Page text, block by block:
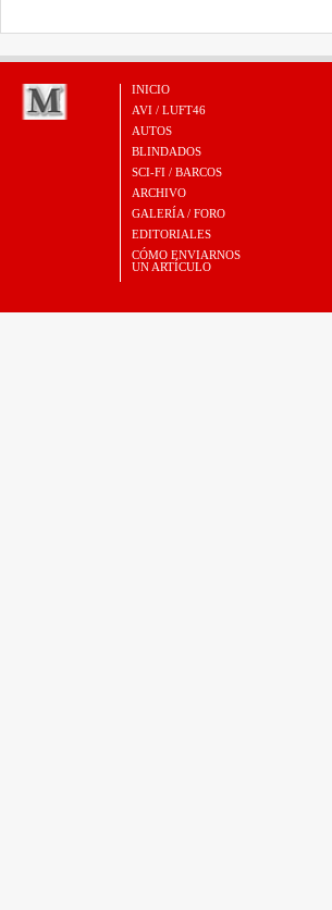
INICIO
AVI / LUFT46
AUTOS
BLINDADOS
SCI-FI / BARCOS
ARCHIVO
GALERÍA / FORO
EDITORIALES
CÓMO ENVIARNOS
UN ARTÍCULO